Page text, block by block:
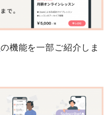
の機能を一部ご紹介しま